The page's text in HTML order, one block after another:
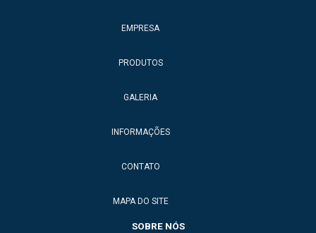
EMPRESA
PRODUTOS
GALERIA
INFORMAÇÕES
CONTATO
MAPA DO SITE
SOBRE NÓS